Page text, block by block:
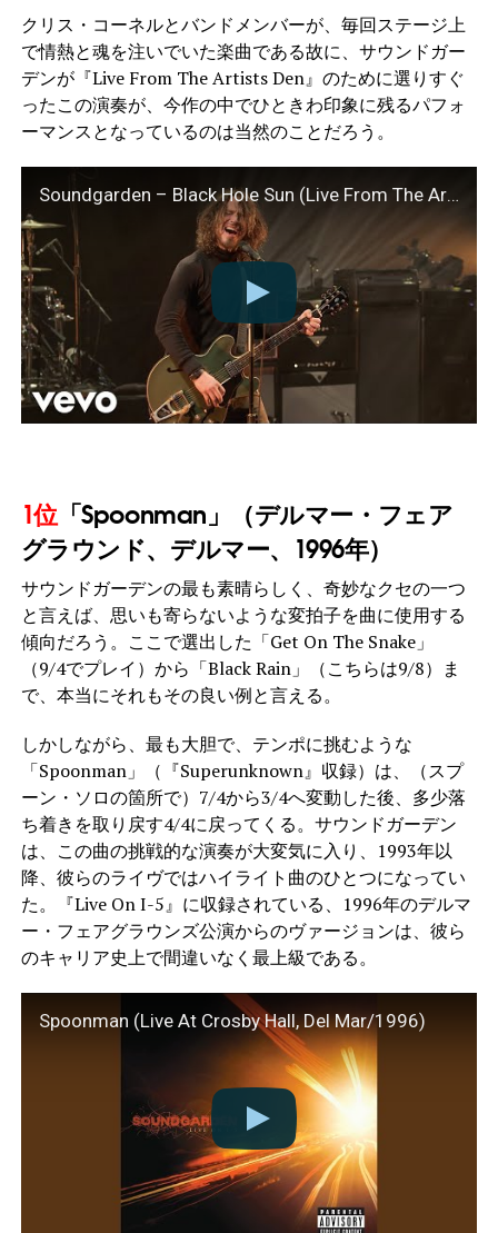
クリス・コーネルとバンドメンバーが、毎回ステージ上
で情熱と魂を注いでいた楽曲である故に、サウンドガー
デンが『Live From The Artists Den』のために選りすぐ
ったこの演奏が、今作の中でひときわ印象に残るパフォ
ーマンスとなっているのは当然のことだろう。
Soundgarden – Black Hole Sun (Live From The Artists Den)
1位 「Spoonman」（デルマー・フェア
グラウンド、デルマー、1996年）
サウンドガーデンの最も素晴らしく、奇妙なクセの一つ
と言えば、思いも寄らないような変拍子を曲に使用する
傾向だろう。ここで選出した「Get On The Snake」
（9/4でプレイ）から「Black Rain」（こちらは9/8）ま
で、本当にそれもその良い例と言える。
しかしながら、最も大胆で、テンポに挑むような
「Spoonman」（『Superunknown』収録）は、（スプ
ーン・ソロの箇所で）7/4から3/4へ変動した後、多少落
ち着きを取り戻す4/4に戻ってくる。サウンドガーデン
は、この曲の挑戦的な演奏が大変気に入り、1993年以
降、彼らのライヴではハイライト曲のひとつになってい
た。『Live On I-5』に収録されている、1996年のデルマ
ー・フェアグラウンズ公演からのヴァージョンは、彼ら
のキャリア史上で間違いなく最上級である。
Spoonman (Live At Crosby Hall, Del Mar/1996)